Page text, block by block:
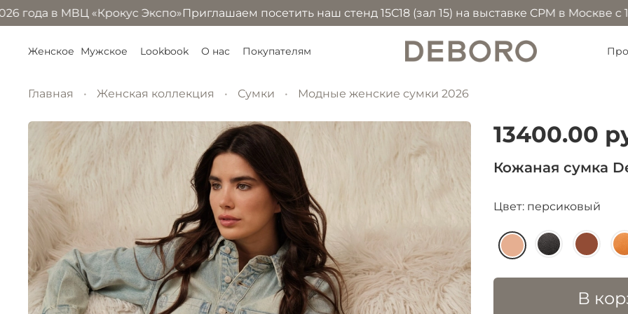
в МВЦ «Крокус Экспо»Приглашаем посетить наш стенд 15С18 (зал 15) на выставке CPM в Москве с 1
Женское Мужское Lookbook О нас Покупателям
Главная Женская коллекция Сумки Модные женские сумки 2026
Кожаная сумка
Цвет: персиковый
13400.00
В